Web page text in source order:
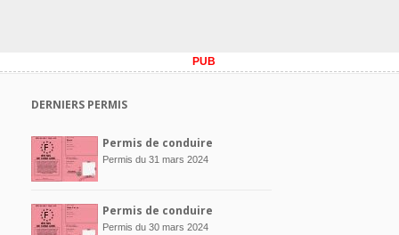
PUB
DERNIERS PERMIS
Permis de conduire
Permis du 31 mars 2024
Permis de conduire
Permis du 30 mars 2024